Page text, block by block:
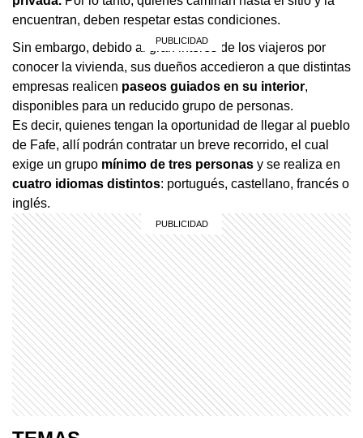
encuentran, deben respetar estas condiciones.
Sin embargo, debido al gran interés de los viajeros por
conocer la vivienda, sus dueños accedieron a que distintas
empresas realicen paseos guiados en su interior,
disponibles para un reducido grupo de personas.
Es decir, quienes tengan la oportunidad de llegar al pueblo
de Fafe, allí podrán contratar un breve recorrido, el cual
exige un grupo mínimo de tres personas y se realiza en
cuatro idiomas distintos: portugués, castellano, francés o
inglés.